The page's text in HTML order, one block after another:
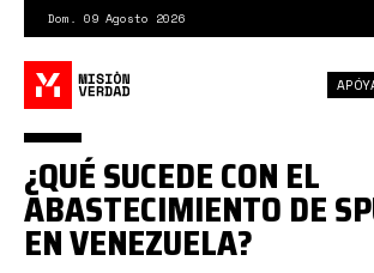
contenido
principal
Dom. 09 Agosto 2026
¿QUÉ SUCEDE CON EL
ABASTECIMIENTO DE
EN VENEZUELA?